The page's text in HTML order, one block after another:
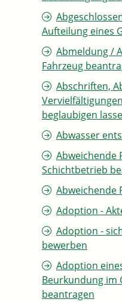
Aufteilung eines
Abmeldung /
Fahrzeug
Abschriften,
beglaubigen
Abwasser
Abweichende
Schichtbetrieb
Abweichende
Adoption -
Adoption -
bewerben
Adoption
Beurkundung im
beantragen